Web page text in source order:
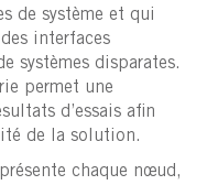
de système et qui
interfaces
systèmes disparates.
permet une
d’essais afin
de la solution.
chaque nœud,